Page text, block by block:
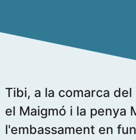
Tibi, a la comarca
el Maigmó i la penya
l'embassament en